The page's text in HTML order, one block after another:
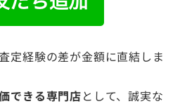
定経験の差が金額に直結しま
できる専門店として、誠実な